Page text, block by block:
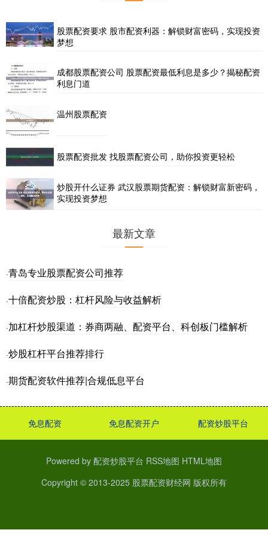
股票配资要求 股市配资利器：解锁财富密码，实现投资
梦想
成都股票配资公司 股票配资最低利息是多少？揭秘配资
利息门道
温州股票配资
股票配资批发 找股票配资公司，助你投资更轻松
炒股开什么证券 武汉股票期货配资：解锁财富新密码，
实现投资梦想
最新文章
·青岛专业股票配资公司推荐
·十倍配资炒股：杠杆风险与收益解析
·加杠杆炒股渠道：券商两融、配资平台、科创板门槛解析
·炒股杠杆平台推荐排行
·期货配资软件推荐|合规低息平台
免息配资 免息配资开户 配资炒股平台
Powered by 配资炒股平台 RSS地图 HTML地图
Copyright © 2013-2025 股票配资财经网 版权所有